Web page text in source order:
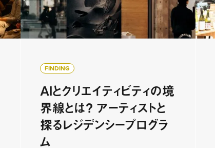
FINDING
AIとクリエイティビティの境
界線とは？ アーティストと
探るレジデンシープログラ
ム